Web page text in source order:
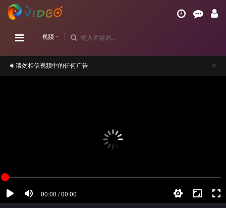
视频
请勿相信视频中的任何广告